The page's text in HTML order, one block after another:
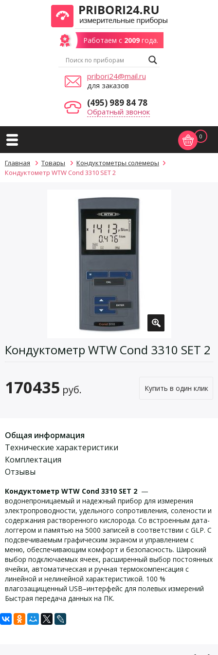
Работаем с 2009года.
pribori24@mail.ru
для заказов
(495) 989 84 78
Обратный звонок
0
Главная Товары
Кондуктометры солемеры
Кондуктометр WTW Cond 3310 SET 2
Кондуктометр WTW Cond 3310 SET 2
170435 руб. Купить в один клик
Общая информация
Технические характеристики
Комплектация
Отзывы
Кондуктометр WTW Cond 3310 SET 2 —
водонепроницаемый и надежный прибор для измерения
электропроводности, удельного сопротивления, солености и
содержания растворенного кислорода. Со встроенным дата-
логгером и памятью на 5000 записей в соответствии с GLP. С
подсвечиваемым графическим экраном и управлением с
меню, обеспечивающим комфорт и безопасность. Широкий
выбор подключаемых ячеек, расширенный выбор постоянных
ячейки, автоматическая и ручная термокомпенсация с
линейной и нелинейной характеристикой. 100 %
влагозащищенный USB–интерфейс для полевых измерений
Быстрая передача данных на ПК.
Технические характеристики WTW
Комплект поставки WTW Cond 3310
Задать вопрос